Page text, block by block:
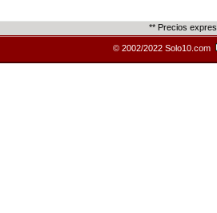
** Precios
© 2002/2022 Solo10.com